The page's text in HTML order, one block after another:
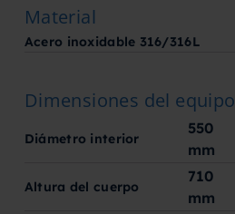
Material
Acero inoxidable 316/316L
Dimensiones del equipo
Diámetro interior
550
mm
Altura del cuerpo
710
mm